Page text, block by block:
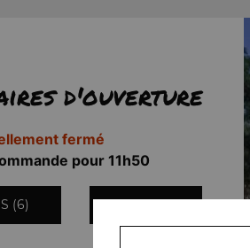
d'ouverture
fermé
pour 11h50
(6) INFORMATIONS